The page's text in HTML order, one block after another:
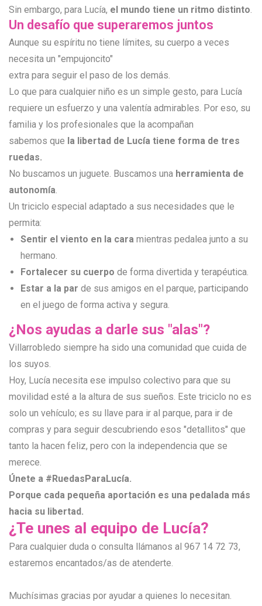
Sin embargo, para Lucía, el mundo tiene un ritmo distinto.
Un desafío que superaremos juntos
Aunque su espíritu no tiene límites, su cuerpo a veces
necesita un "empujoncito"
extra para seguir el paso de los demás.
Lo que para cualquier niño es un simple gesto, para Lucía
requiere un esfuerzo y una valentía admirables. Por eso, su
familia y los profesionales que la acompañan
sabemos que la libertad de Lucía tiene forma de tres
ruedas.
No buscamos un juguete. Buscamos una herramienta de
autonomía.
Un triciclo especial adaptado a sus necesidades que le
permita:
Sentir el viento en la cara mientras pedalea junto a su
hermano.
Fortalecer su cuerpo de forma divertida y terapéutica.
Estar a la par de sus amigos en el parque, participando
en el juego de forma activa y segura.
¿Nos ayudas a darle sus "alas"?
Villarrobledo siempre ha sido una comunidad que cuida de
los suyos.
Hoy, Lucía necesita ese impulso colectivo para que su
movilidad esté a la altura de sus sueños. Este triciclo no es
solo un vehículo; es su llave para ir al parque, para ir de
compras y para seguir descubriendo esos "detallitos" que
tanto la hacen feliz, pero con la independencia que se
merece.
Únete a #RuedasParaLucía.
Porque cada pequeña aportación es una pedalada más
hacia su libertad.
¿Te unes al equipo de Lucía?
Para cualquier duda o consulta llámanos al 967 14 72 73,
estaremos encantados/as de atenderte.
Muchísimas gracias por ayudar a quienes lo necesitan.